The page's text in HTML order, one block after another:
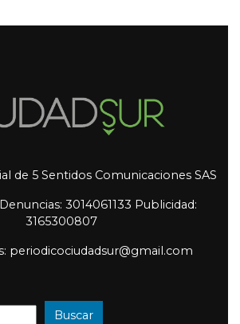
de 5 Sentidos Comunicaciones SAS
3014061133 Publicidad:
3165300807
periodicociudadsur@gmail.com
Buscar